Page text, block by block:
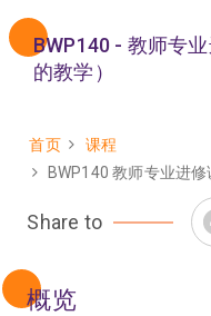
BWP140 - 教师专
的教学）
面
屑
首页
课程
BWP140 教师专业进
Share to
概览